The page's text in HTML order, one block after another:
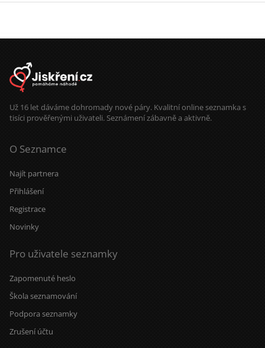
Už 16 let dáváme dohromady nové páry. Kvalitní online seznamka s
tisíci prověřenými uživateli. Seznámení zábavně a aktivně.
O Seznamce
Najít partnera
Přihlášení
Registrace
Novinky
Pro uživatele seznamky
Zapomenuté heslo
Škola seznamování
Podpora seznamky
Zrušení účtu